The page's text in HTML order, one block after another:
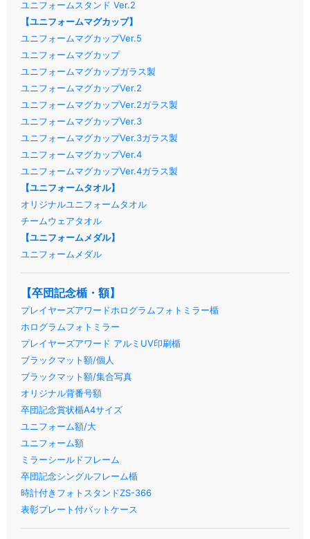
ユニフォームスタンド Ver.2
【ユニフォームマグカップ】
ユニフォームマグカップVer.5
ユニフォームマグカップ
ユニフォームマグカップガラス製
ユニフォームマグカップVer.2
ユニフォームマグカップVer.2ガラス製
ユニフォームマグカップVer.3
ユニフォームマグカップVer.3ガラス製
ユニフォームマグカップVer.4
ユニフォームマグカップVer.4ガラス製
【ユニフォームタオル】
オリジナルユニフォームタオル
チームウェアタオル
【ユニフォームメダル】
ユニフォームメダル
【卒団記念楯・額】
プレイヤーズアワードホログラムフォトミラー楯
ホログラムフォトミラー
プレイヤーズアワード アルミUV印刷楯
ブラックマット額/個人
ブラックマット額/集合写真
オリジナル背番号額
卒団記念賞状楯A4サイズ
ユニフォーム額/大
ユニフォーム額
ミラーシールドフレーム
卒団記念シングルフレーム楯
時計付きフォトスタンドZS-366
表彰プレート付バットケース